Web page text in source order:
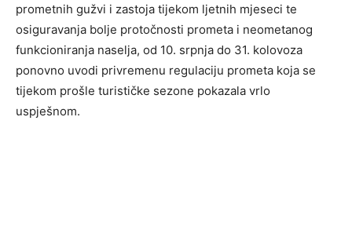
prometnih gužvi i zastoja tijekom ljetnih mjeseci te
osiguravanja bolje protočnosti prometa i neometanog
funkcioniranja naselja, od 10. srpnja do 31. kolovoza
ponovno uvodi privremenu regulaciju prometa koja se
tijekom prošle turističke sezone pokazala vrlo
uspješnom.